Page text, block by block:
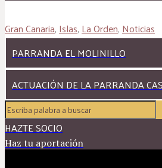
Gran Canaria,Islas,La Orden,Noticias
PARRANDA EL MOLINILLO
ACTUACIÓN DE LA PARRANDA
HAZTE SOCIO
Haz tu aportación